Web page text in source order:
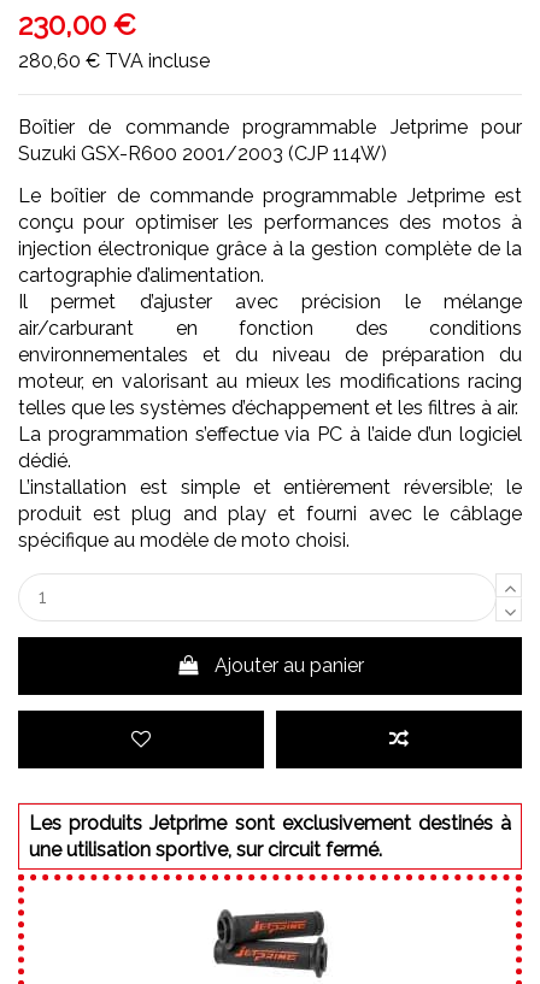
230,00 €
280,60 € TVA incluse
Boîtier de commande programmable Jetprime pour
Suzuki GSX-R600 2001/2003 (CJP 114W)
Le boîtier de commande programmable Jetprime est
conçu pour optimiser les performances des motos à
injection électronique grâce à la gestion complète de la
cartographie d’alimentation.
Il permet d’ajuster avec précision le mélange
air/carburant en fonction des conditions
environnementales et du niveau de préparation du
moteur, en valorisant au mieux les modifications racing
telles que les systèmes d’échappement et les filtres à air.
La programmation s’effectue via PC à l’aide d’un logiciel
dédié.
L’installation est simple et entièrement réversible; le
produit est plug and play et fourni avec le câblage
spécifique au modèle de moto choisi.
Ajouter au panier
Les produits Jetprime sont exclusivement destinés à
une utilisation sportive, sur circuit fermé.